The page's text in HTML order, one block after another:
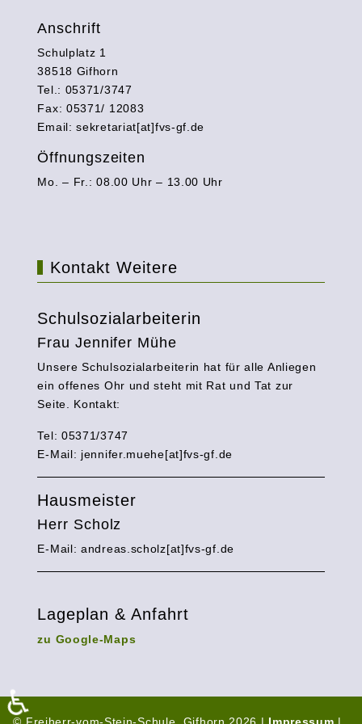
Anschrift
Schulplatz 1
38518 Gifhorn
Tel.: 05371/3747
Fax: 05371/ 12083
Email: sekretariat[at]fvs-gf.de
Öffnungszeiten
Mo. – Fr.: 08.00 Uhr – 13.00 Uhr
Kontakt Weitere
Schulsozialarbeiterin
Frau Jennifer Mühe
Unsere Schulsozialarbeiterin hat für alle Anliegen
ein offenes Ohr und steht mit Rat und Tat zur
Seite. Kontakt:
Tel: 05371/3747
E-Mail: jennifer.muehe[at]fvs-gf.de
Hausmeister
Herr Scholz
E-Mail: andreas.scholz[at]fvs-gf.de
Lageplan & Anfahrt
zu Google-Maps